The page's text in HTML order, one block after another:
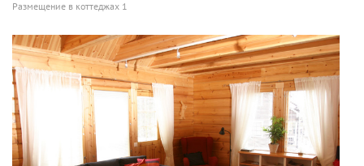
Размещение в коттеджах 1